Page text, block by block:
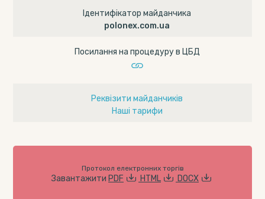
Ідентифікатор майданчика
polonex.com.ua
Посилання на процедуру в ЦБД
Реквізити майданчиків
Наші тарифи
Протокол електронних торгів
Завантажити PDF HTML DOCX